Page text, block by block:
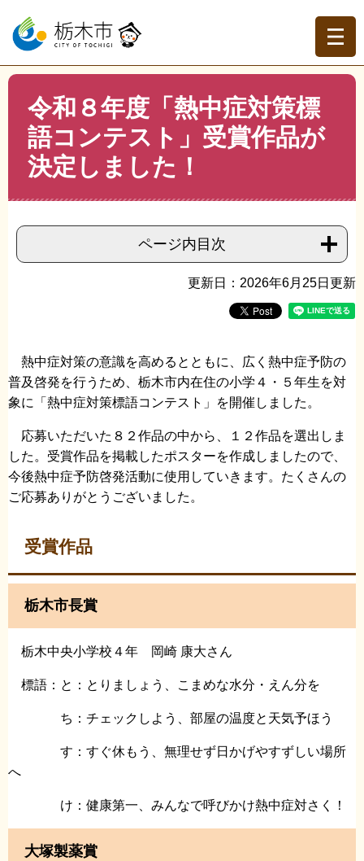
ー
の
先
ニ
ー
を
へ
トップページ >分類でさがす >くらしの情報 >健康・医
>健康増進・栄養食生活
令和８年度「熱中症対策標語
コンテスト」受賞作品が決定しました！
令和８年度「熱中症対策標
語コンテスト」受賞作品が
決定しました！
ページ内目次
更新日：2026年6月25日更新
熱中症対策の意識を高めるとともに、広く熱中症予防の
普及啓発を行うため、栃木市内在住の小学４・５年生を対
象に「熱中症対策標語コンテスト」を開催しました。
応募いただいた８２作品の中から、１２作品を選出しま
した。受賞作品を掲載したポスターを作成しましたので、
今後熱中症予防啓発活動に使用していきます。たくさんの
ご応募ありがとうございました。
受賞作品
栃木市長賞
栃木中央小学校４年 岡崎 康大さん
標語：と：とりましょう、こまめな水分・えん分を
ち：チェックしよう、部屋の温度と天気予ほう
す：すぐ休もう、無理せず日かげやすずしい場所
へ
け：健康第一、みんなで呼びかけ熱中症対さく！
大塚製薬賞